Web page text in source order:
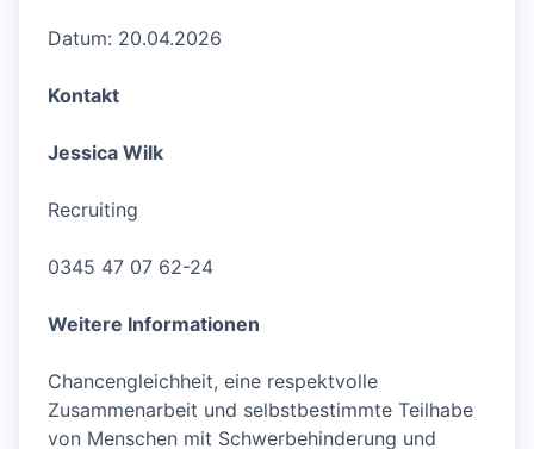
Datum: 20.04.2026
Kontakt
Jessica Wilk
Recruiting
0345 47 07 62-24
Weitere Informationen
Chancengleichheit, eine respektvolle
Zusammenarbeit und selbstbestimmte Teilhabe
von Menschen mit Schwerbehinderung und